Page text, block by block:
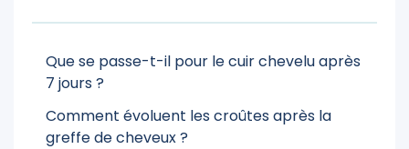
Que se passe-t-il pour le cuir chevelu après
7 jours ?
Comment évoluent les croûtes après la
greffe de cheveux ?